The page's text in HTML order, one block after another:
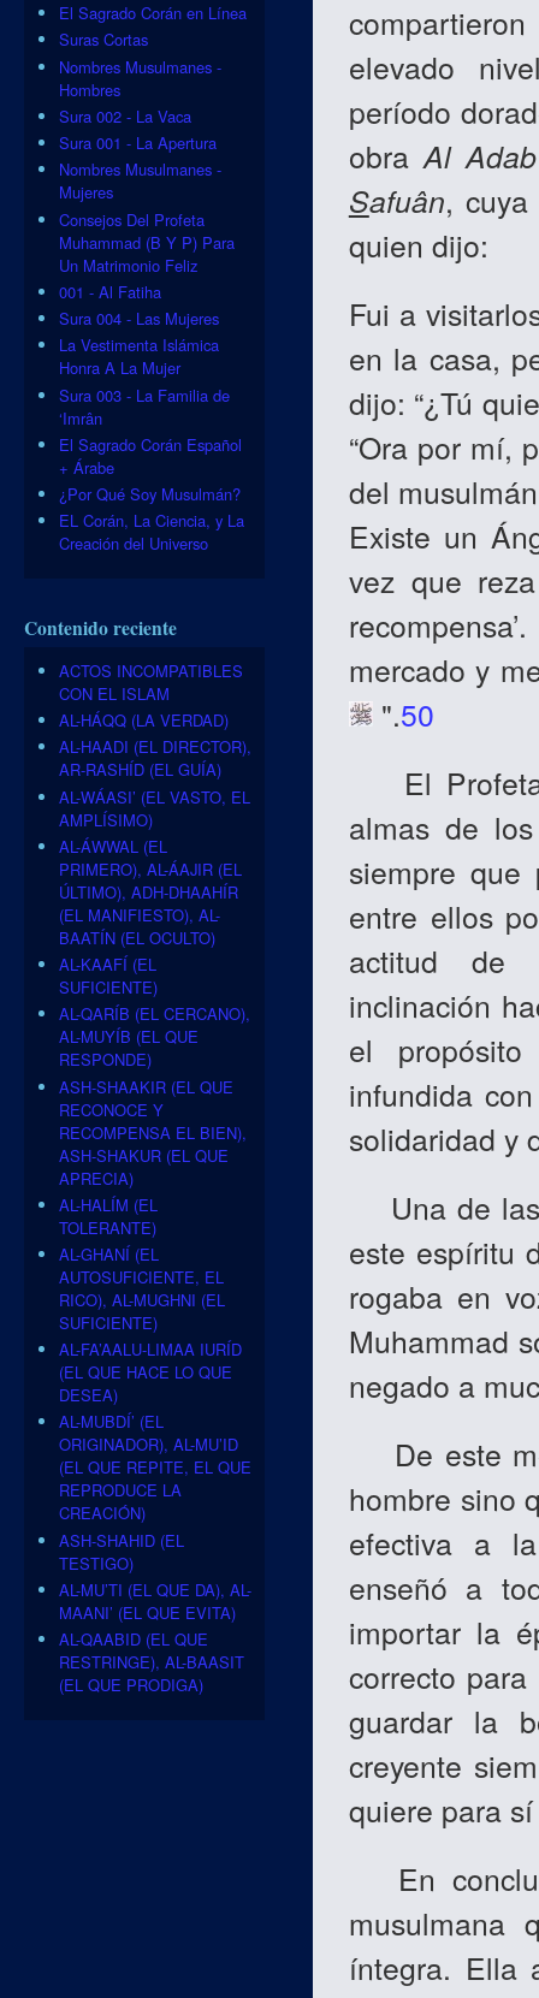
elevado
período
obraAl
Safuân,
quien dijo:
Fui a
en la casa,
dijo: “¿Tú
“Ora por mí,
del
Existe un
vez que
mercado y
".50
El
almas de
siempre que
entre ellos
actitud de
inclinación
el
infundida
solidaridad y
Una de las
este espíritu
rogaba en
Muhammad
negado a
De este
hombre sino
efectiva a
enseñó a
importar la
correcto
guardar la
creyente
quiere para
En
musulmana
íntegra. Ella
El Sagrado Corán en Línea
Suras Cortas
Nombres Musulmanes -
Hombres
Sura 002 - La Vaca
Sura 001 - La Apertura
Nombres Musulmanes -
Mujeres
Consejos Del Profeta
Muhammad (B Y P) Para
Un Matrimonio Feliz
001 - Al Fatiha
Sura 004 - Las Mujeres
La Vestimenta Islámica
Honra A La Mujer
Sura 003 - La Familia de
‘Imrân
El Sagrado Corán Español
+ Árabe
¿Por Qué Soy Musulmán?
EL Corán, La Ciencia, y La
Creación del Universo
Contenido reciente
ACTOS INCOMPATIBLES
CON EL ISLAM
AL-HÁQQ (LA VERDAD)
AL-HAADI (EL DIRECTOR),
AR-RASHÍD (EL GUÍA)
AL-WÁASI’ (EL VASTO, EL
AMPLÍSIMO)
AL-ÁWWAL (EL
PRIMERO), AL-ÁAJIR (EL
ÚLTIMO), ADH-DHAAHÍR
(EL MANIFIESTO), AL-
BAATÍN (EL OCULTO)
AL-KAAFÍ (EL
SUFICIENTE)
AL-QARÍB (EL CERCANO),
AL-MUYÍB (EL QUE
RESPONDE)
ASH-SHAAKIR (EL QUE
RECONOCE Y
RECOMPENSA EL BIEN),
ASH-SHAKUR (EL QUE
APRECIA)
AL-HALÍM (EL
TOLERANTE)
AL-GHANÍ (EL
AUTOSUFICIENTE, EL
RICO), AL-MUGHNI (EL
SUFICIENTE)
AL-FA’AALU-LIMAA IURÍD
(EL QUE HACE LO QUE
DESEA)
AL-MUBDÍ’ (EL
ORIGINADOR), AL-MU’ID
(EL QUE REPITE, EL QUE
REPRODUCE LA
CREACIÓN)
ASH-SHAHID (EL
TESTIGO)
AL-MU’TI (EL QUE DA), AL-
MAANI’ (EL QUE EVITA)
AL-QAABID (EL QUE
RESTRINGE), AL-BAASIT
(EL QUE PRODIGA)